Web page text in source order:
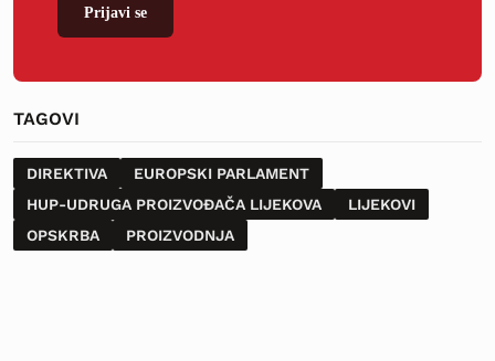
Prijavi se
TAGOVI
DIREKTIVA
EUROPSKI PARLAMENT
HUP-UDRUGA PROIZVOĐAČA LIJEKOVA
LIJEKOVI
OPSKRBA
PROIZVODNJA